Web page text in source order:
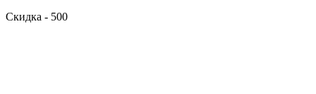
Скидка - 500